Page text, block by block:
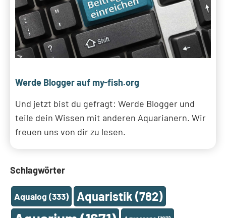
Werde Blogger auf my-fish.org
Und jetzt bist du gefragt: Werde Blogger und
teile dein Wissen mit anderen Aquarianern. Wir
freuen uns von dir zu lesen.
Schlagwörter
Aqualog (333) Aquaristik (782)